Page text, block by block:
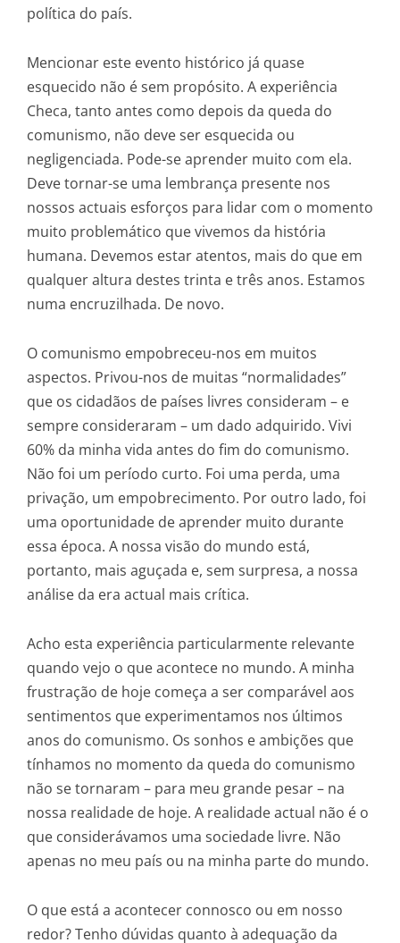
política do país.
Mencionar este evento histórico já quase
esquecido não é sem propósito. A experiência
Checa, tanto antes como depois da queda do
comunismo, não deve ser esquecida ou
negligenciada. Pode-se aprender muito com ela.
Deve tornar-se uma lembrança presente nos
nossos actuais esforços para lidar com o momento
muito problemático que vivemos da história
humana. Devemos estar atentos, mais do que em
qualquer altura destes trinta e três anos. Estamos
numa encruzilhada. De novo.
O comunismo empobreceu-nos em muitos
aspectos. Privou-nos de muitas “normalidades”
que os cidadãos de países livres consideram – e
sempre consideraram – um dado adquirido. Vivi
60% da minha vida antes do fim do comunismo.
Não foi um período curto. Foi uma perda, uma
privação, um empobrecimento. Por outro lado, foi
uma oportunidade de aprender muito durante
essa época. A nossa visão do mundo está,
portanto, mais aguçada e, sem surpresa, a nossa
análise da era actual mais crítica.
Acho esta experiência particularmente relevante
quando vejo o que acontece no mundo. A minha
frustração de hoje começa a ser comparável aos
sentimentos que experimentamos nos últimos
anos do comunismo. Os sonhos e ambições que
tínhamos no momento da queda do comunismo
não se tornaram – para meu grande pesar – na
nossa realidade de hoje. A realidade actual não é o
que considerávamos uma sociedade livre. Não
apenas no meu país ou na minha parte do mundo.
O que está a acontecer connosco ou em nosso
redor? Tenho dúvidas quanto à adequação da